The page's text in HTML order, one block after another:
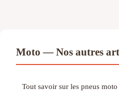
Moto — Nos autres
Tout savoir sur les pneus